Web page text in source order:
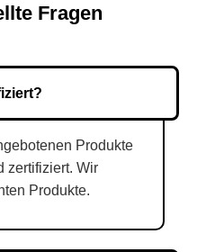
Fragen
Produkte
zertifiziert. Wir
Produkte.